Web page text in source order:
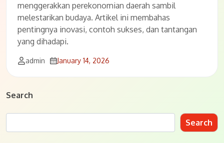
menggerakkan perekonomian daerah sambil
melestarikan budaya. Artikel ini membahas
pentingnya inovasi, contoh sukses, dan tantangan
yang dihadapi.
admin January 14, 2026
Search
Search